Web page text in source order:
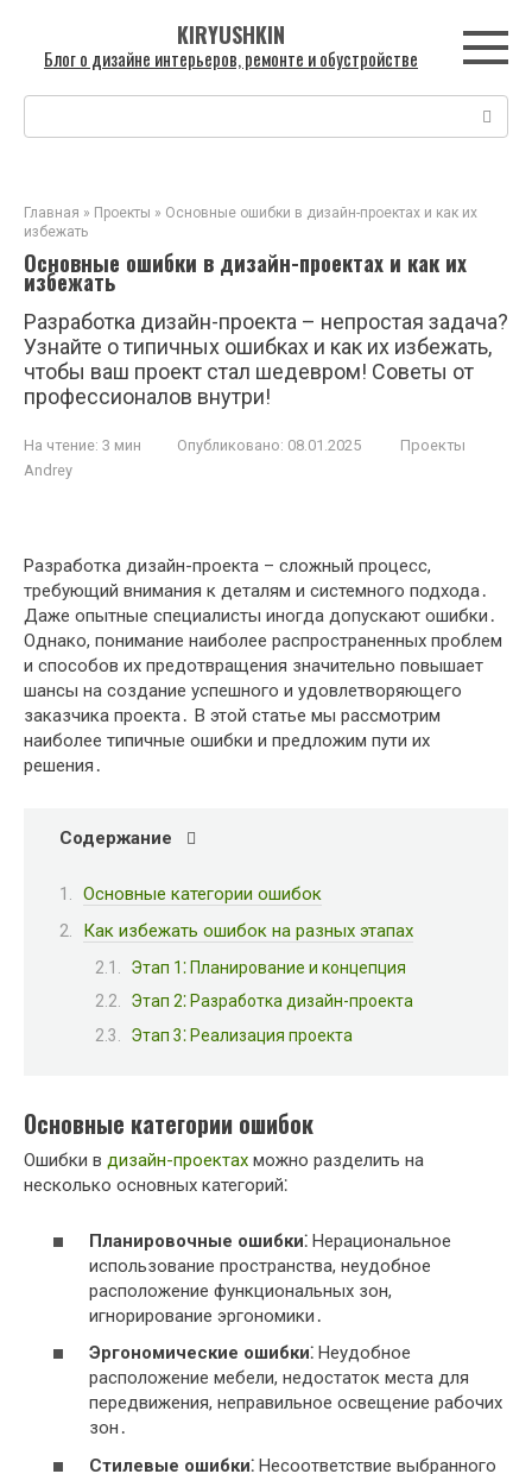
контенту
KIRYUSHKIN
Блог о дизайне интерьеров, ремонте и обустройстве
Поиск:
Главная » Проекты » Основные ошибки в дизайн-проектах и как их
избежать
Основные ошибки в дизайн-проектах и как их
избежать
Разработка дизайн-проекта – непростая задача?
Узнайте о типичных ошибках и как их избежать,
чтобы ваш проект стал шедевром! Советы от
профессионалов внутри!
На чтение: 3 мин Опубликовано: 08.01.2025
Проекты
Andrey
Разработка дизайн-проекта – сложный процесс,
требующий внимания к деталям и системного подхода․
Даже опытные специалисты иногда допускают ошибки․
Однако, понимание наиболее распространенных проблем
и способов их предотвращения значительно повышает
шансы на создание успешного и удовлетворяющего
заказчика проекта․ В этой статье мы рассмотрим
наиболее типичные ошибки и предложим пути их
решения․
Содержание
Основные категории ошибок
Как избежать ошибок на разных этапах
Этап 1⁚ Планирование и концепция
Этап 2⁚ Разработка дизайн-проекта
Этап 3⁚ Реализация проекта
Основные категории ошибок
Ошибки в дизайн-проектах можно разделить на
несколько основных категорий⁚
Планировочные ошибки⁚ Нерациональное
использование пространства, неудобное
расположение функциональных зон,
игнорирование эргономики․
Эргономические ошибки⁚ Неудобное
расположение мебели, недостаток места для
передвижения, неправильное освещение рабочих
зон․
Стилевые ошибки⁚ Несоответствие выбранного